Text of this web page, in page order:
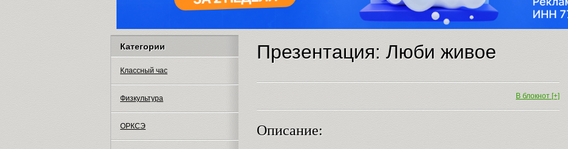
Категории
Классный час
Физкультура
ОРКСЭ
Презентация: Люби живое
В блокнот [+]
Описание: